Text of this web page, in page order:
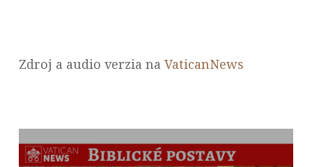
Zdroj a audio verzia na VaticanNews